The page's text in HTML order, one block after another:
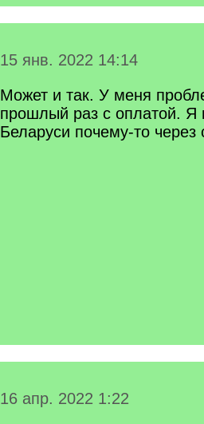
15 янв. 2022 14:14
Может и так. У меня
прошлый раз с оплатой. Я
Беларуси почему-то через
16 апр. 2022 1:22